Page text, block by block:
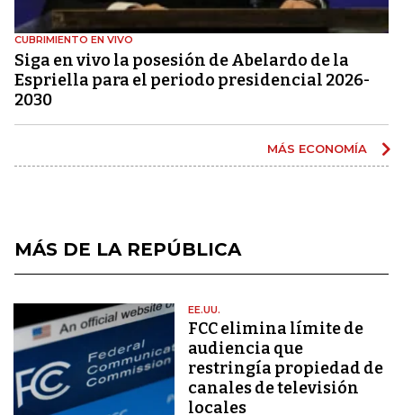
CUBRIMIENTO EN VIVO
Siga en vivo la posesión de Abelardo de la
Espriella para el periodo presidencial 2026-
2030
MÁS ECONOMÍA
MÁS DE LA REPÚBLICA
EE.UU.
FCC elimina límite de
audiencia que
restringía propiedad de
canales de televisión
locales